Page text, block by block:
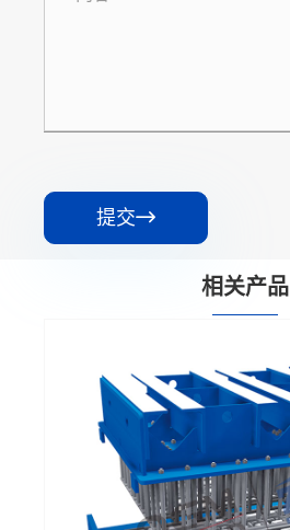
提交
相关产品